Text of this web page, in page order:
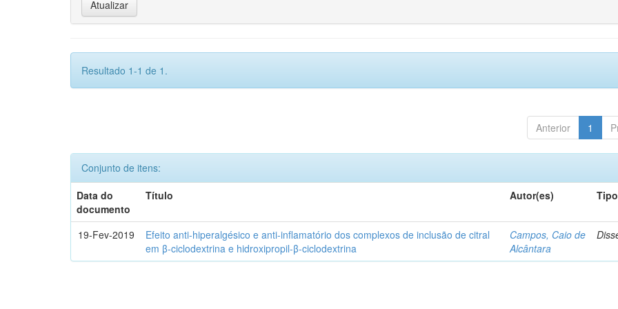
Resultado 1-1 de 1.
Anterior 1
Conjunto de itens:
Data do
documento
Título Autor(es) Tipo
19-Fev-2019
Efeito anti-hiperalgésico e anti-inflamatório dos complexos de inclusão de citral
em β-ciclodextrina e hidroxipropil-β-ciclodextrina
Campos, Caio de
Alcântara